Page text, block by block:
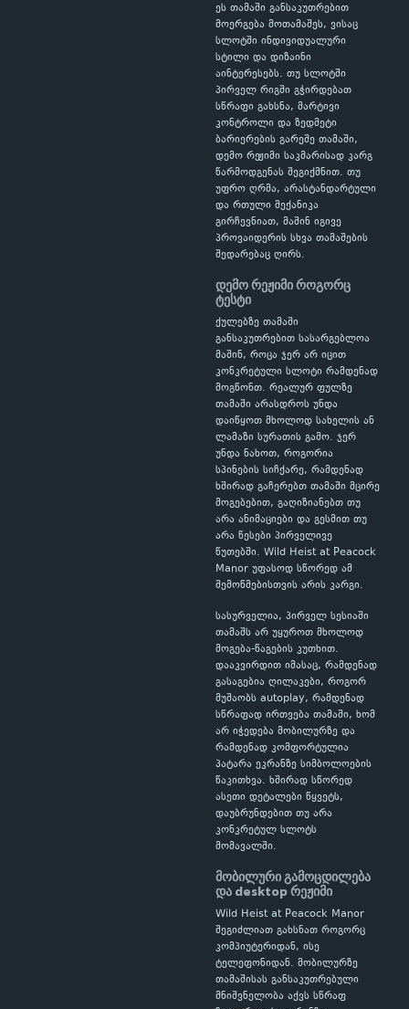
ეს თამაში განსაკუთრებით
მოერგება მოთამაშეს, ვისაც
სლოტში ინდივიდუალური
სტილი და დიზაინი
აინტერესებს. თუ სლოტში
პირველ რიგში გჭირდებათ
სწრაფი გახსნა, მარტივი
კონტროლი და ზედმეტი
ბარიერების გარეშე თამაში,
დემო რეჟიმი საკმარისად კარგ
წარმოდგენას შეგიქმნით. თუ
უფრო ღრმა, არასტანდარტული
და რთული მექანიკა
გირჩევნიათ, მაშინ იგივე
პროვაიდერის სხვა თამაშების
შედარებაც ღირს.
დემო რეჟიმი როგორც
ტესტი
ქულებზე თამაში
განსაკუთრებით სასარგებლოა
მაშინ, როცა ჯერ არ იცით
კონკრეტული სლოტი რამდენად
მოგწონთ. რეალურ ფულზე
თამაში არასდროს უნდა
დაიწყოთ მხოლოდ სახელის ან
ლამაზი სურათის გამო. ჯერ
უნდა ნახოთ, როგორია
სპინების სიჩქარე, რამდენად
ხშირად გაჩერებთ თამაში მცირე
მოგებებით, გაღიზიანებთ თუ
არა ანიმაციები და გესმით თუ
არა წესები პირველივე
წუთებში. Wild Heist at Peacock
Manor უფასოდ სწორედ ამ
შემოწმებისთვის არის კარგი.
სასურველია, პირველ სესიაში
თამაშს არ უყუროთ მხოლოდ
მოგება-წაგების კუთხით.
დააკვირდით იმასაც, რამდენად
გასაგებია ღილაკები, როგორ
მუშაობს autoplay, რამდენად
სწრაფად ირთვება თამაში, ხომ
არ იჭედება მობილურზე და
რამდენად კომფორტულია
პატარა ეკრანზე სიმბოლოების
წაკითხვა. ხშირად სწორედ
ასეთი დეტალები წყვეტს,
დაუბრუნდებით თუ არა
კონკრეტულ სლოტს
მომავალში.
მობილური გამოცდილება
და desktop რეჟიმი
Wild Heist at Peacock Manor
შეგიძლიათ გახსნათ როგორც
კომპიუტერიდან, ისე
ტელეფონიდან. მობილურზე
თამაშისას განსაკუთრებული
მნიშვნელობა აქვს სწრაფ